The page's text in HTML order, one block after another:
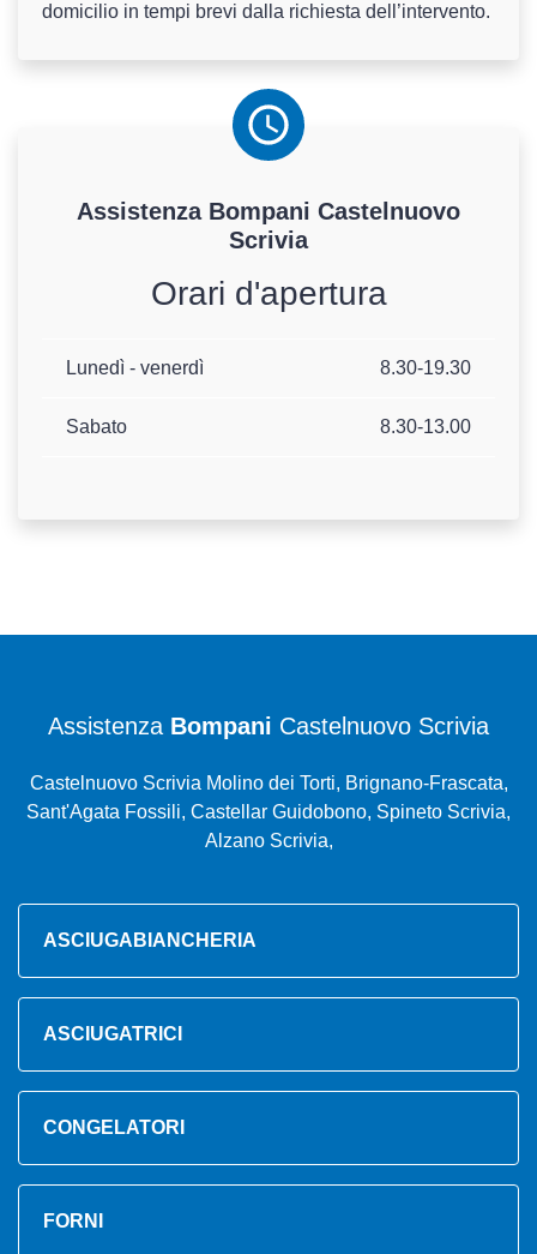
domicilio in tempi brevi dalla richiesta dell’intervento.
Assistenza Bompani Castelnuovo
Scrivia
Orari d'apertura
Lunedì - venerdì 8.30-19.30
Sabato 8.30-13.00
Assistenza Bompani Castelnuovo Scrivia
Castelnuovo Scrivia Molino dei Torti, Brignano-Frascata,
Sant'Agata Fossili, Castellar Guidobono, Spineto Scrivia,
Alzano Scrivia,
ASCIUGABIANCHERIA
ASCIUGATRICI
CONGELATORI
FORNI